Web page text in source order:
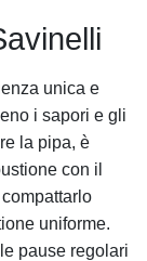
unica e
i sapori e gli
la pipa, è
con il
uniforme.
pause regolari